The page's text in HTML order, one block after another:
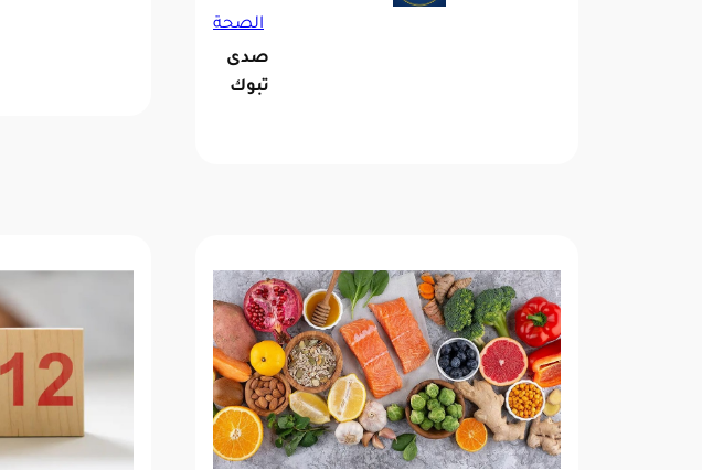
الصحة
صدى
تبوك